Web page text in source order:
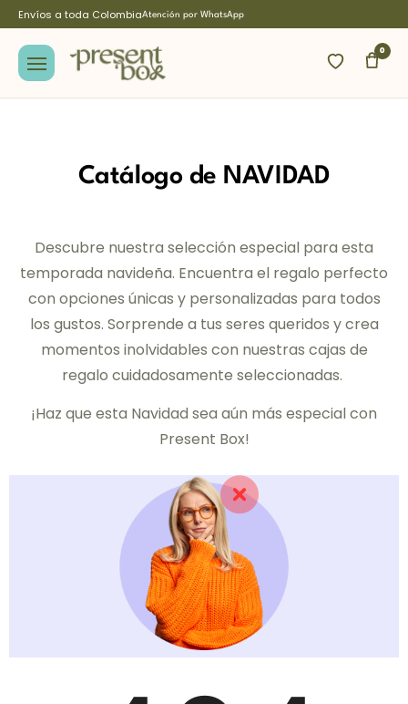
Envíos a toda ColombiaAtención por WhatsApp
0
Catálogo de NAVIDAD
Descubre nuestra selección especial para esta
temporada navideña. Encuentra el regalo perfecto
con opciones únicas y personalizadas para todos
los gustos. Sorprende a tus seres queridos y crea
momentos inolvidables con nuestras cajas de
regalo cuidadosamente seleccionadas.
¡Haz que esta Navidad sea aún más especial con
Present Box!